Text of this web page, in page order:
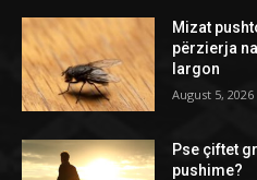
Mizat
përzierja
largon
August 5, 2026
Pse çiftet
pushime?